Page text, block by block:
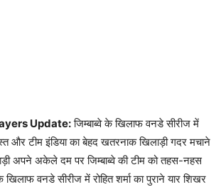
Update:जिम्बाब्वे के खिलाफ वनडे सीरीज में
और टीम इंडिया का बेहद खतरनाक खिलाड़ी गदर मचाने
अपने अकेले दम पर जिम्बाब्वे की टीम को तहस-नहस
वनडे सीरीज में रोहित शर्मा का पुराने यार शिखर